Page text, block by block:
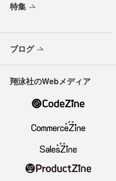
特集
ブログ
翔泳社のWebメディア